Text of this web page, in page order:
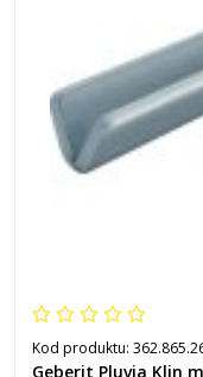
Kod produktu:
Geberit Pluvia Klin